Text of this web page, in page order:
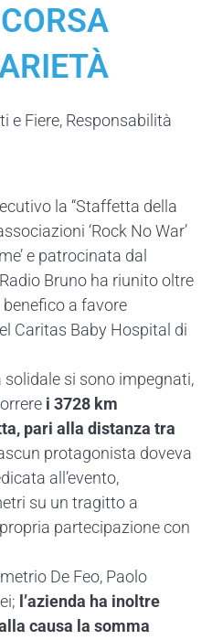
e Fiere, Responsabilità
la “Staffetta della
‘Rock No War’
e patrocinata dal
Bruno ha riunito oltre
a favore
Caritas Baby Hospital di
si sono impegnati,
i 3728 km
pari alla distanza tra
protagonista doveva
all’evento,
su un tragitto a
partecipazione con
De Feo, Paolo
l’azienda ha inoltre
causa la somma